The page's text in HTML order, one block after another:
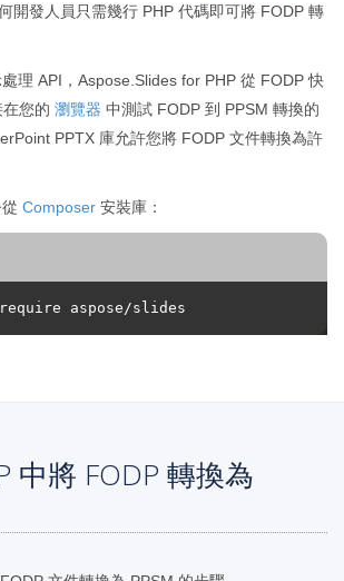
開發人員只需幾行 PHP 代碼即可將 FODP 轉
理 API，Aspose.Slides for PHP 從 FODP 快
您的 瀏覽器 中測試 FODP 到 PPSM 轉換的
PPTX 庫允許您將 FODP 文件轉換為許
Composer 安裝庫：
require aspose/slides
中將 FODP 轉換為